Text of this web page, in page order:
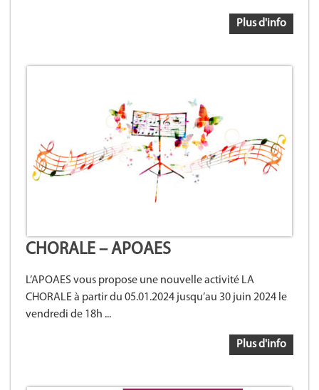
Plus d'info
CHORALE – APOAES
L’APOAES vous propose une nouvelle activité LA
CHORALE à partir du 05.01.2024 jusqu’au 30 juin 2024 le
vendredi de 18h ...
Plus d'info